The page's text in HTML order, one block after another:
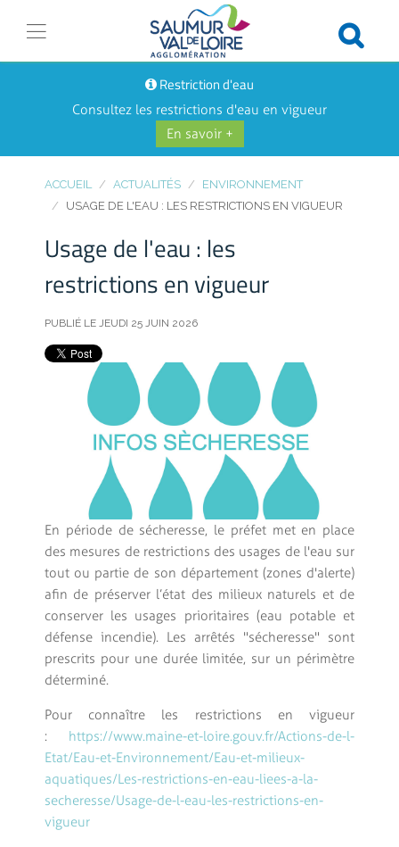
Restriction d'eau
Consultez les restrictions d'eau en vigueur
En savoir +
ACCUEIL ACTUALITÉS
ENVIRONNEMENT
USAGE DE L'EAU : LES RESTRICTIONS EN VIGUEUR
Usage de l'eau : les
restrictions en vigueur
PUBLIÉ LE JEUDI 25 JUIN 2026
En période de sécheresse, le préfet met en place
des mesures de restrictions des usages de l'eau sur
tout ou partie de son département (zones d'alerte)
afin de préserver l’état des milieux naturels et de
conserver les usages prioritaires (eau potable et
défense incendie). Les arrêtés "sécheresse" sont
prescrits pour une durée limitée, sur un périmètre
déterminé.
Pour connaître les restrictions en vigueur
: https://www.maine-et-loire.gouv.fr/Actions-de-l-
Etat/Eau-et-Environnement/Eau-et-milieux-
aquatiques/Les-restrictions-en-eau-liees-a-la-
secheresse/Usage-de-l-eau-les-restrictions-en-
vigueur